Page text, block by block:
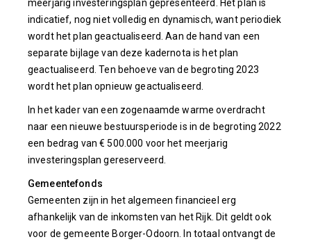
meerjarig investeringsplan gepresenteerd. Het plan is
indicatief, nog niet volledig en dynamisch, want periodiek
wordt het plan geactualiseerd. Aan de hand van een
separate bijlage van deze kadernota is het plan
geactualiseerd. Ten behoeve van de begroting 2023
wordt het plan opnieuw geactualiseerd.
In het kader van een zogenaamde warme overdracht
naar een nieuwe bestuursperiode is in de begroting 2022
een bedrag van € 500.000 voor het meerjarig
investeringsplan gereserveerd.
Gemeentefonds
Gemeenten zijn in het algemeen financieel erg
afhankelijk van de inkomsten van het Rijk. Dit geldt ook
voor de gemeente Borger-Odoorn. In totaal ontvangt de